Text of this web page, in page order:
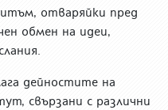
отваряйки пред
обмен на идеи,
дейностите на
свързани с различни